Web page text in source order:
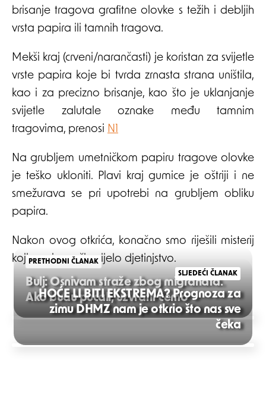
brisanje tragova grafitne olovke s težih i debljih
vrsta papira ili tamnih tragova.
Mekši kraj (crveni/narančasti) je koristan za svijetle
vrste papira koje bi tvrda zrnasta strana uništila,
kao i za precizno brisanje, kao što je uklanjanje
svijetle zalutale oznake među tamnim
tragovima, prenosi N1
Na grubljem umetničkom papiru tragove olovke
je teško ukloniti. Plavi kraj gumice je oštriji i ne
smežurava se pri upotrebi na grubljem obliku
papira.
Nakon ovog otkrića, konačno smo riješili misterij
koji nas je mučio cijelo djetinjstvo.
Post
navigation
PRETHODNI ČLANAK
Bulj: Osnivam straže zbog migranata.
Ako budu pucali, uzvratit ćemo
SLJEDEĆI ČLANAK
HOĆE LI BITI EKSTREMA? Prognoza za
zimu DHMZ nam je otkrio što nas sve
čeka